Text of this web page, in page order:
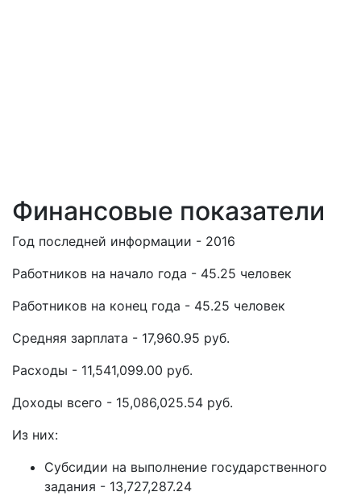
Финансовые показатели
Год последней информации - 2016
Работников на начало года - 45.25 человек
Работников на конец года - 45.25 человек
Средняя зарплата - 17,960.95 руб.
Расходы - 11,541,099.00 руб.
Доходы всего - 15,086,025.54 руб.
Из них:
Субсидии на выполнение государственного
задания - 13,727,287.24